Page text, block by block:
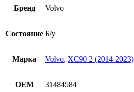
Бренд Volvo
Состояние Б/у
Марка Volvo, XC90 2 (2014-2023)
OEM 31484584